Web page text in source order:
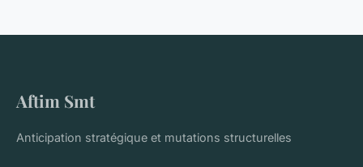
Aftim Smt
Anticipation stratégique et mutations structurelles